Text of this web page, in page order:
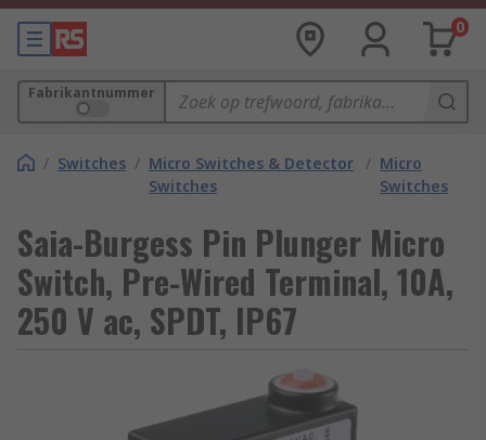
0
Fabrikantnummer
/ Switches / Micro Switches & Detector
Switches
/ Micro
Switches
Saia-Burgess Pin Plunger Micro
Switch, Pre-Wired Terminal, 10A,
250 V ac, SPDT, IP67